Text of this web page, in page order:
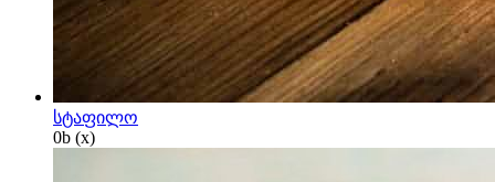
სტაფილო
0b (x)